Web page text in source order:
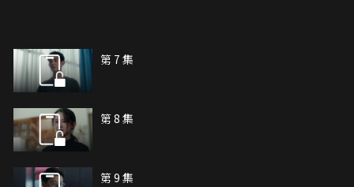
第 7 集
第 8 集
第 9 集